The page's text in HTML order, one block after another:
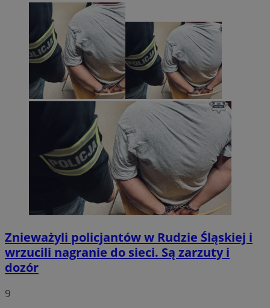
Znieważyli policjantów w Rudzie Śląskiej i
wrzucili nagranie do sieci. Są zarzuty i
dozór
9